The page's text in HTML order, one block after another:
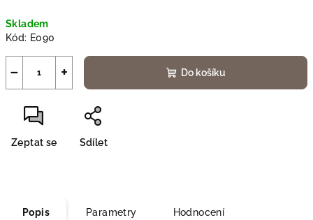
cena:
Skladem
Kód: E090
+
− Do košíku
Zeptat se Sdílet
Popis Parametry Hodnocení